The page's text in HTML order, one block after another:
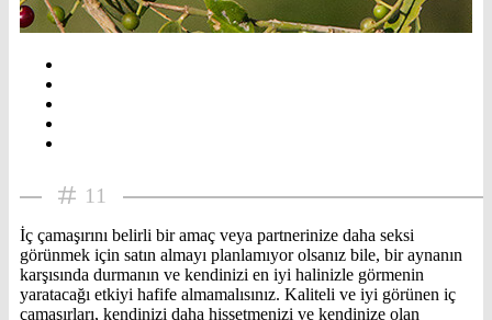
11
İç çamaşırını belirli bir amaç veya partnerinize daha seksi
görünmek için satın almayı planlamıyor olsanız bile, bir aynanın
karşısında durmanın ve kendinizi en iyi halinizle görmenin
yaratacağı etkiyi hafife almamalısınız. Kaliteli ve iyi görünen iç
çamaşırları, kendinizi daha hissetmenizi ve kendinize olan